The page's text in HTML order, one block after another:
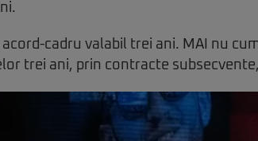
cadru valabil trei ani. MAI nu
trei ani, prin contracte